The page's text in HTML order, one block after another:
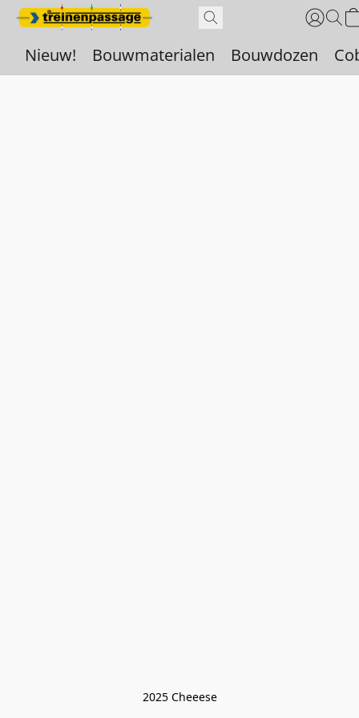
Nieuw! Bouwmaterialen Bouwdozen
2025 Cheeese